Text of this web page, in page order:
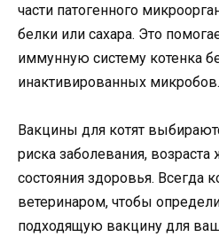
части патогенного
белки или сахара. Это
иммунную систему котенка
инактивированных микробов.
Вакцины для котят
риска заболевания,
состояния здоровья. Всегда
ветеринаром, чтобы
подходящую вакцину для